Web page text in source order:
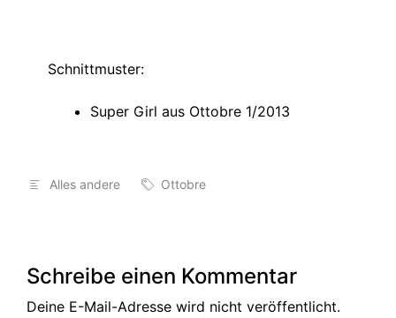
Schnittmuster:
Super Girl aus Ottobre 1/2013
Alles andere Ottobre
Schreibe einen Kommentar
Deine E-Mail-Adresse wird nicht veröffentlicht.